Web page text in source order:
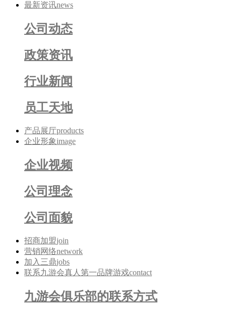
最新资讯news
公司动态
政策资讯
行业新闻
员工天地
产品展厅products
企业形象image
企业视频
公司理念
公司面貌
招商加盟join
营销网络network
加入三鼎jobs
联系九游会真人第一品牌游戏contact
九游会俱乐部的联系方式